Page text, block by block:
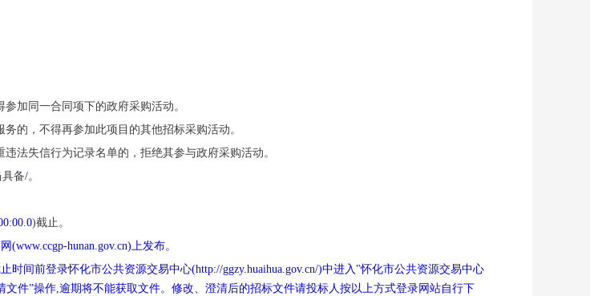
加同一合同项下的政府采购活动。
的，不得再参加此项目的其他招标采购活动。
法失信行为记录名单的，拒绝其参与政府采购活动。
备/。
)截止。
(www.ccgp-hunan.gov.cn)上发布。
间前登录怀化市公共资源交易中心(http://ggzy.huaihua.gov.cn/)中进入"怀化市公共资源交易中心
件”操作,逾期将不能获取文件。修改、澄清后的招标文件请投标人按以上方式登录网站自行下